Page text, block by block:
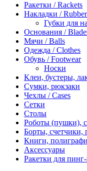
Ракетки / Rackets
Накладки /
Губки для
Основания /
Мячи / Balls
Одежда / Clothes
Обувь / Footwear
Носки
Клеи, бустеры,
Сумки, рюкзаки
Чехлы / Cases
Сетки
Столы
Роботы (пушки),
Борты, счетчики,
Книги,
Аксессуары
Ракетки для